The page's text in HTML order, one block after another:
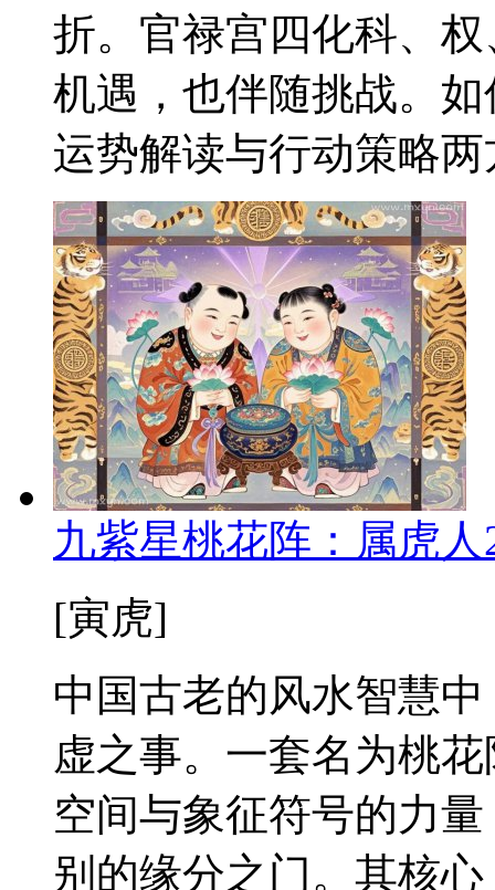
折。官禄宫四化科、
机遇，也伴随挑战。
运势解读与行动策略
九紫星桃花阵：属虎
[寅虎]
中国古老的风水智慧
虚之事。一套名为桃
空间与象征符号的力
别的缘分之门。其核